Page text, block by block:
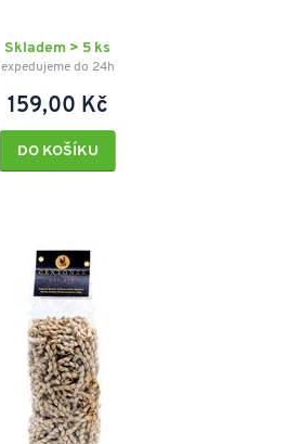
Skladem > 5 ks
expedujeme do 24h
159,00 Kč
DO KOŠÍKU